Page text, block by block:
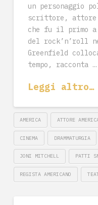
un personaggio
scrittore, attore e
che fu il primo
del rock’n’roll
Greenfield
tempo, racconta …
Leggi altro…
AMERICA ATTORE
CINEMA DRAMMATURGIA
JONI MITCHELL PATTI
REGISTA AMERICANO